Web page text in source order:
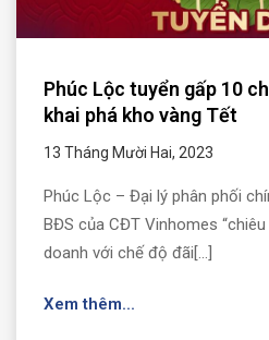
Phúc Lộc tuyển gấp 10
khai phá kho vàng Tết
13 Tháng Mười Hai, 2023
Phúc Lộc – Đại lý phân phối
BĐS của CĐT Vinhomes
doanh với chế độ đãi[...]
Xem thêm...